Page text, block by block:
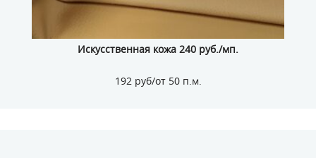
Искусственная кожа 240 руб./мп.
192 руб/от 50 п.м.